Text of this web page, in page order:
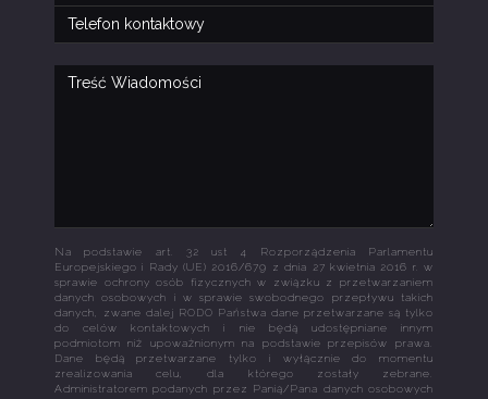
Na podstawie art. 32 ust 4 Rozporządzenia Parlamentu
Europejskiego i Rady (UE) 2016/679 z dnia 27 kwietnia 2016 r. w
sprawie ochrony osób fizycznych w związku z przetwarzaniem
danych osobowych i w sprawie swobodnego przepływu takich
danych, zwane dalej RODO Państwa dane przetwarzane są tylko
do celów kontaktowych i nie będą udostępniane innym
podmiotom niż upoważnionym na podstawie przepisów prawa.
Dane będą przetwarzane tylko i wyłącznie do momentu
zrealizowania celu, dla którego zostały zebrane.
Administratorem podanych przez Panią/Pana danych osobowych